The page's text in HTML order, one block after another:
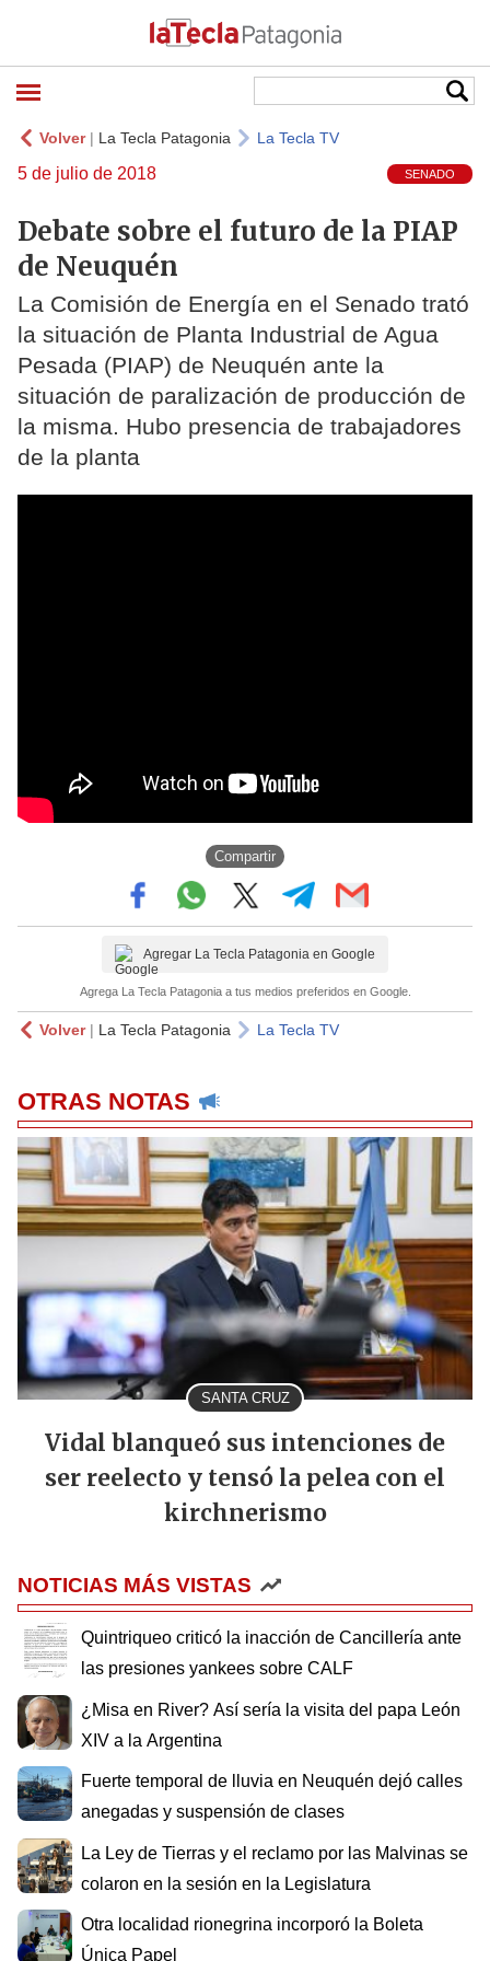
Volver| La Tecla Patagonia La Tecla TV
5 de julio de 2018 SENADO
Debate sobre el futuro de la PIAP
de Neuquén
La Comisión de Energía en el Senado trató
la situación de Planta Industrial de Agua
Pesada (PIAP) de Neuquén ante la
situación de paralización de producción de
la misma. Hubo presencia de trabajadores
de la planta
Compartir
Agregar La Tecla Patagonia en Google
Agrega La Tecla Patagonia a tus medios preferidos en Google.
Volver| La Tecla Patagonia La Tecla TV
OTRAS NOTAS
SANTA CRUZ
Vidal blanqueó sus intenciones de
ser reelecto y tensó la pelea con el
kirchnerismo
NOTICIAS MÁS VISTAS
Quintriqueo criticó la inacción de Cancillería ante
las presiones yankees sobre CALF
¿Misa en River? Así sería la visita del papa León
XIV a la Argentina
Fuerte temporal de lluvia en Neuquén dejó calles
anegadas y suspensión de clases
La Ley de Tierras y el reclamo por las Malvinas se
colaron en la sesión en la Legislatura
Otra localidad rionegrina incorporó la Boleta
Única Papel